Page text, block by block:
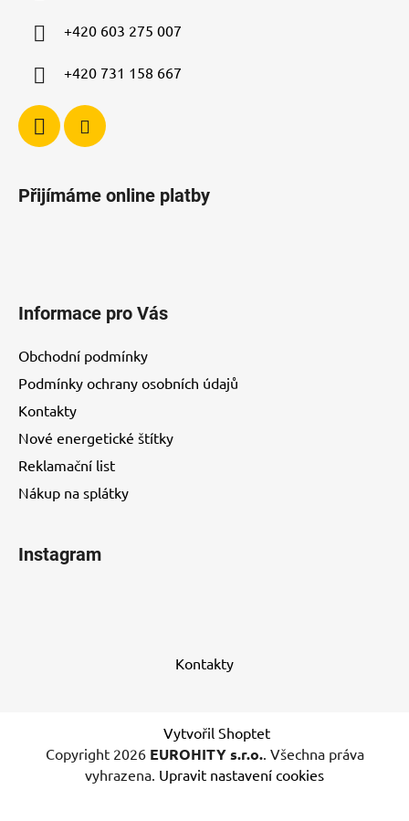
s
+420 603 275 007
+420 731 158 667
Přijímáme online platby
Informace pro Vás
Obchodní podmínky
Podmínky ochrany osobních údajů
Kontakty
Nové energetické štítky
Reklamační list
Nákup na splátky
Instagram
Kontakty
Vytvořil Shoptet
Copyright 2026 EUROHITY s.r.o.. Všechna práva
vyhrazena. Upravit nastavení cookies